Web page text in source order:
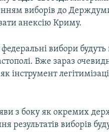
виборів до
анексію Криму.
федеральні вибори
Вже зараз
інструмент
з боку як окремих
результатів виборів